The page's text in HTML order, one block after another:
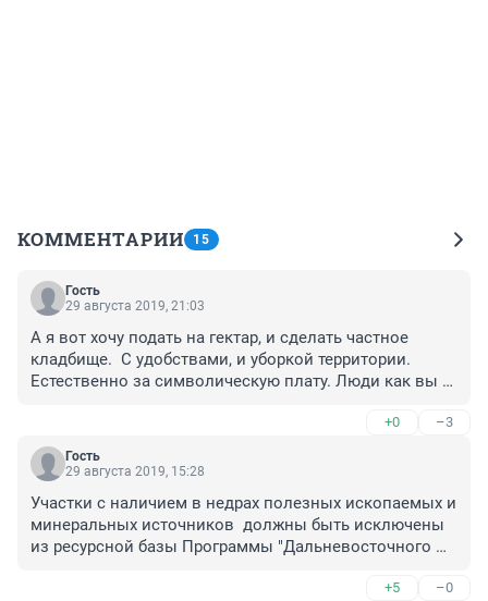
КОММЕНТАРИИ 15
Гость
29 августа 2019, 21:03
А я вот хочу подать на гектар, и сделать частное
кладбище.  С удобствами, и уборкой территории.
Естественно за символическую плату. Люди как вы
+0 –3
Гость
29 августа 2019, 15:28
Участки с наличием в недрах полезных ископаемых и
минеральных источников  должны быть исключены
из ресурсной базы Программы "Дальневосточного
+5 –0